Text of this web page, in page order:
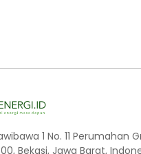
1 No. 11 Perumahan
Bekasi, Jawa Barat,